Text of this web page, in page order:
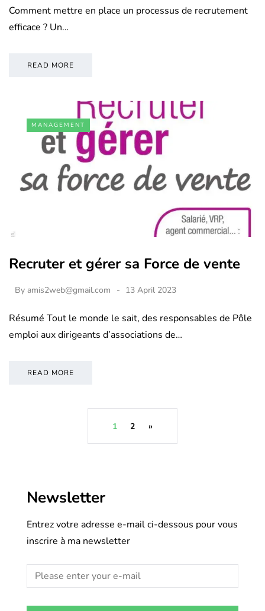
Comment mettre en place un processus de recrutement
efficace ? Un…
READ MORE
MANAGEMENT
Recruter et gérer sa Force de vente
By amis2web@gmail.com 13 April 2023
Résumé Tout le monde le sait, des responsables de Pôle
emploi aux dirigeants d’associations de…
READ MORE
1 2 »
Newsletter
Entrez votre adresse e-mail ci-dessous pour vous
inscrire à ma newsletter